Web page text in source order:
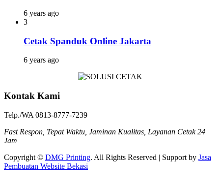
6 years ago
3
Cetak Spanduk Online Jakarta
6 years ago
Kontak Kami
Telp./WA 0813-8777-7239
Fast Respon, Tepat Waktu, Jaminan Kualitas, Layanan Cetak 24
Jam
Copyright © DMG Printing. All Rights Reserved | Support by Jasa
Pembuatan Website Bekasi